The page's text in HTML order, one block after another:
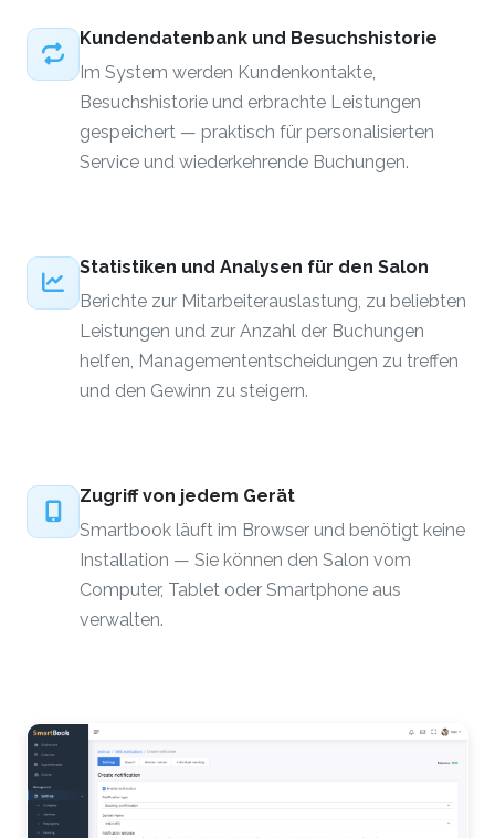
Kundendatenbank und Besuchshistorie
Im System werden Kundenkontakte,
Besuchshistorie und erbrachte Leistungen
gespeichert — praktisch für personalisierten
Service und wiederkehrende Buchungen.
Statistiken und Analysen für den Salon
Berichte zur Mitarbeiterauslastung, zu beliebten
Leistungen und zur Anzahl der Buchungen
helfen, Managemententscheidungen zu treffen
und den Gewinn zu steigern.
Zugriff von jedem Gerät
Smartbook läuft im Browser und benötigt keine
Installation — Sie können den Salon vom
Computer, Tablet oder Smartphone aus
verwalten.